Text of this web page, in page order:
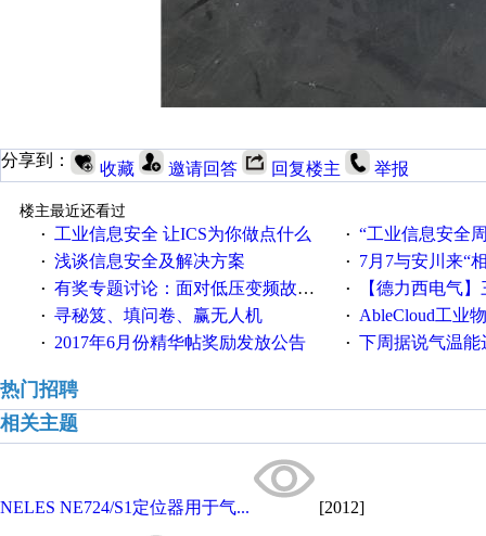
分享到： 收藏 邀请回答 回复楼主 举报
楼主最近还看过
·
工业信息安全 让ICS为你做点什么 · “工业信息安全周之我见”
· 浅谈信息安全及解决方案 · 7月7与安川来“
· 有奖专题讨论：面对低压变频故障，老手是这样解决的！ · 【德力西电气】三
· 寻秘笈、填问卷、赢无人机 · AbleCloud工业物联
· 2017年6月份精华帖奖励发放公告 · 下周据说气温能
热门招聘
相关主题
NELES NE724/S1定位器用于气... [2012]